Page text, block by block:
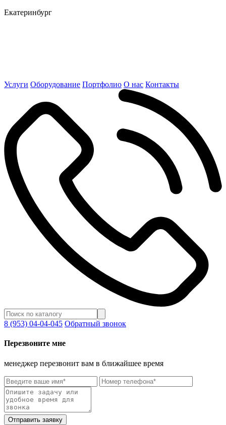
Екатеринбург
Услуги Оборудование Портфолио О нас Контакты
8 (953) 04-04-045 Обратный звонок
Перезвоните мне
менеджер перезвонит вам в ближайшее время
Отправить заявку